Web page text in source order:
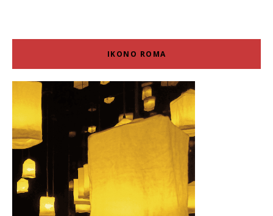
IKONO ROMA